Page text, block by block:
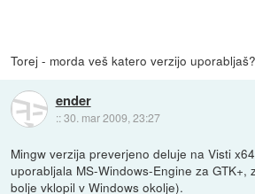
Torej - morda veš katero verzijo uporabljaš?
ender
::30. mar 2009, 23:27
Mingw verzija preverjeno deluje na Visti
uporabljala MS-Windows-Engine za GTK+,
bolje vklopil v Windows okolje).